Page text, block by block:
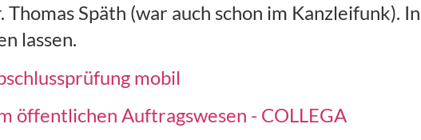
Späth (war auch schon im Kanzleifunk).
lassen.
mobil
öffentlichen Auftragswesen - COLLEGA